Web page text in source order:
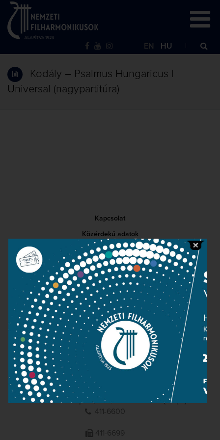
EN HU
Kodály – Psalmus Hungaricus |
Universal (nagypartitúra)
Kapcsolat
Közérdekű adatok
Sajtószoba
Adatvédelem
Impresszum
NEMZETI
FILHARMONIKUSOK
1095 Budapest, Komor Marcell u. 1. (Müpa)
411-6600
411-6699